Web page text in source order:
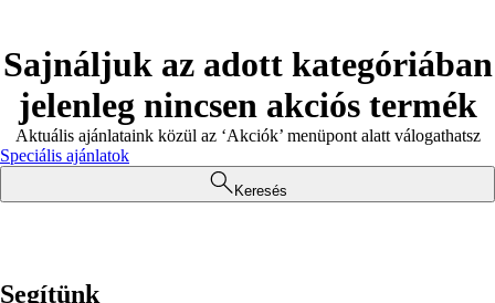
Sajnáljuk az adott kategóriában
jelenleg nincsen akciós termék
Aktuális ajánlataink közül az ‘Akciók’ menüpont alatt válogathatsz
Speciális ajánlatok
Keresés
Segítünk